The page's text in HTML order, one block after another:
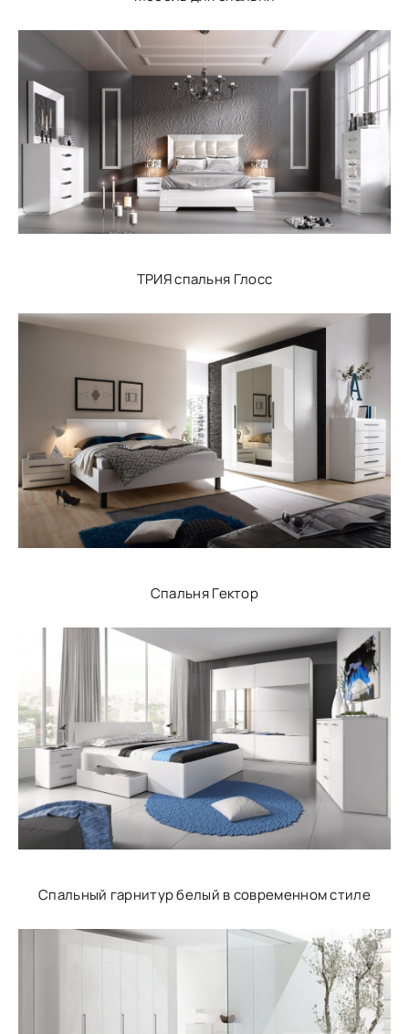
ТРИЯ спальня Глосс
Спальня Гектор
Спальный гарнитур белый в современном стиле